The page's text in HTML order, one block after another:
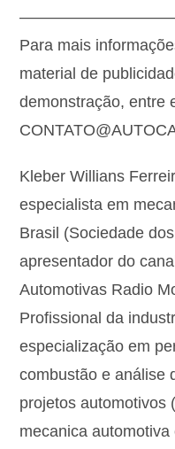
Para mais
material de
demonstração, entre
Kleber Willians
especialista em
Brasil (Sociedade
apresentador do
Automotivas Radio
Profissional da
especialização em
combustão e análise
projetos automotivos
mecanica